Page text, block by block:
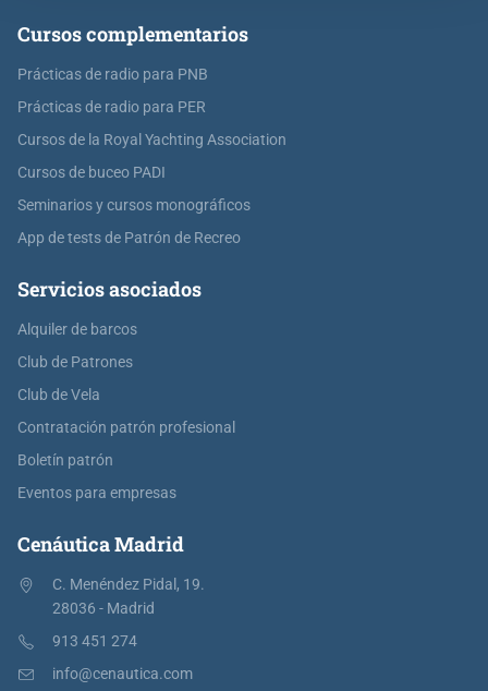
Cursos complementarios
Prácticas de radio para PNB
Prácticas de radio para PER
Cursos de la Royal Yachting Association
Cursos de buceo PADI
Seminarios y cursos monográficos
App de tests de Patrón de Recreo
Servicios asociados
Alquiler de barcos
Club de Patrones
Club de Vela
Contratación patrón profesional
Boletín patrón
Eventos para empresas
Cenáutica Madrid
C. Menéndez Pidal, 19.
28036 - Madrid
913 451 274
info@cenautica.com